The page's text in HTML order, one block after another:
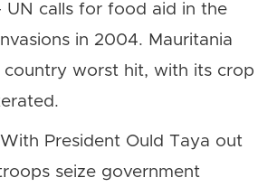
UN calls for food aid in the
in 2004. Mauritania
worst hit, with its crop
President Ould Taya out
seize government